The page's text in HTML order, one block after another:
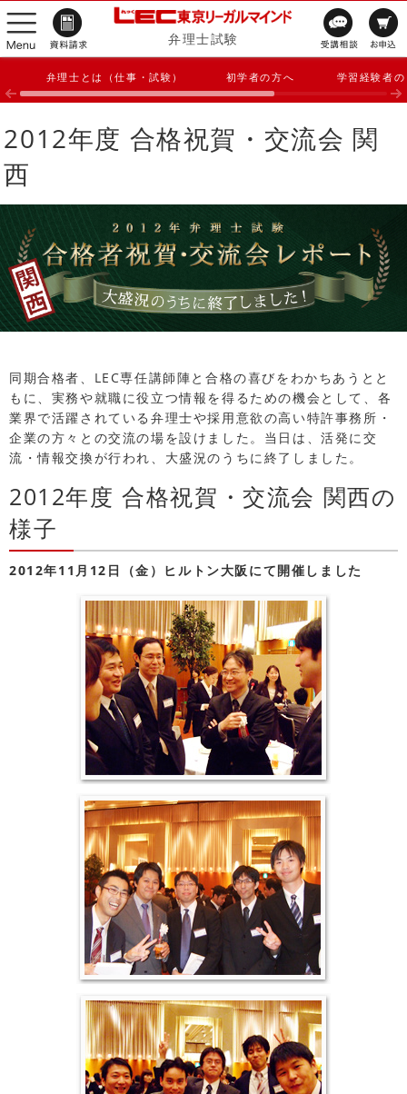
弁理士試験
弁理士とは（仕事・試験） 初学者の方へ 学習経験者
2012年度 合格祝賀・交流会 関
西
同期合格者、LEC専任講師陣と合格の喜びをわかちあうとと
もに、実務や就職に役立つ情報を得るための機会として、各
業界で活躍されている弁理士や採用意欲の高い特許事務所・
企業の方々との交流の場を設けました。当日は、活発に交
流・情報交換が行われ、大盛況のうちに終了しました。
2012年度 合格祝賀・交流会 関西の
様子
2012年11月12日（金）ヒルトン大阪にて開催しました